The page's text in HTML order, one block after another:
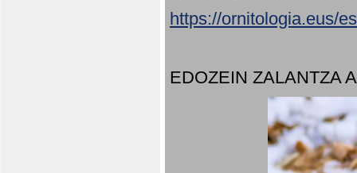
https://ornitologia.eus/
EDOZEIN ZALANTZA